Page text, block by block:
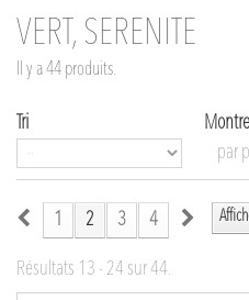
VERT, SÉRÉNITÉ
Il y a 44 produits.
Tri
par
1 2 3 4
Résultats 13 - 24 sur 44.